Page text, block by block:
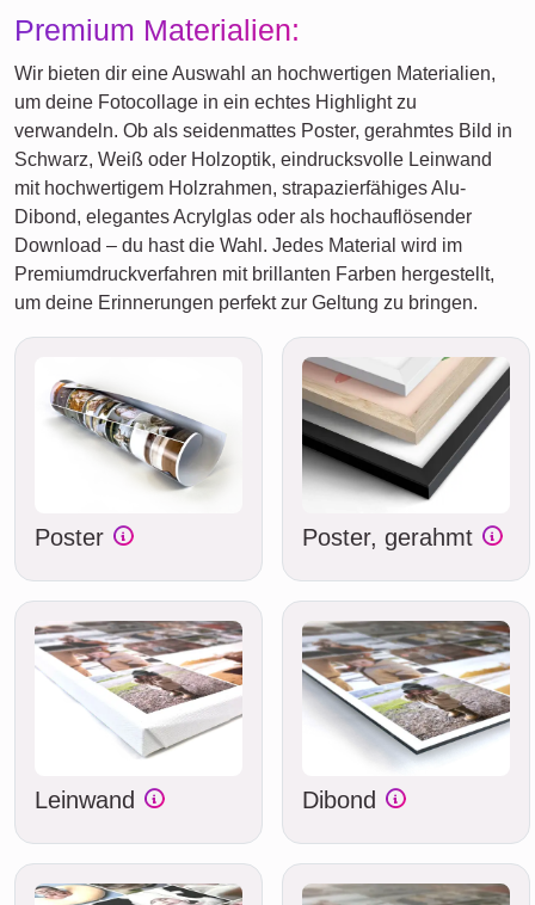
Premium Materialien:
Wir bieten dir eine Auswahl an hochwertigen Materialien,
um deine Fotocollage in ein echtes Highlight zu
verwandeln. Ob als seidenmattes Poster, gerahmtes Bild in
Schwarz, Weiß oder Holzoptik, eindrucksvolle Leinwand
mit hochwertigem Holzrahmen, strapazierfähiges Alu-
Dibond, elegantes Acrylglas oder als hochauflösender
Download – du hast die Wahl. Jedes Material wird im
Premiumdruckverfahren mit brillanten Farben hergestellt,
um deine Erinnerungen perfekt zur Geltung zu bringen.
Poster Poster, gerahmt
Leinwand Dibond